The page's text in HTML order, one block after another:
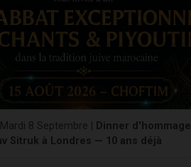
8 Septembre |
Dinner d'hommage
Sitruk à Londres — 10 ans déjà